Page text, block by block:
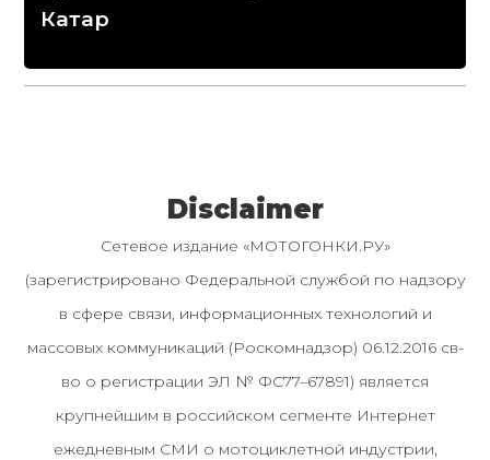
Катар
Disclaimer
Сетевое издание «МОТОГОНКИ.РУ»
(зарегистрировано Федеральной службой по надзору
в сфере связи, информационных технологий и
массовых коммуникаций (Роскомнадзор) 06.12.2016 св-
во о регистрации ЭЛ № ФС77–67891) является
крупнейшим в российском сегменте Интернет
ежедневным СМИ о мотоциклетной индустрии,